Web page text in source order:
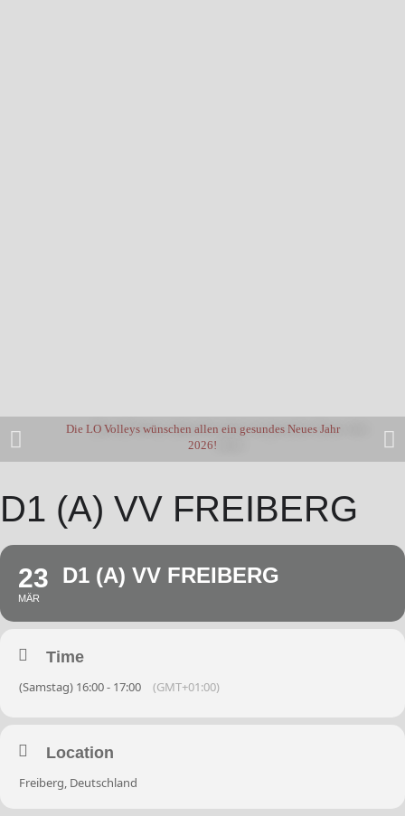
Die LO Volleys wünschen allen ein gesundes Neues Jahr
2026!
D1 (A) VV FREIBERG
23
MÄR
D1 (A) VV FREIBERG
Time
(Samstag) 16:00 - 17:00 (GMT+01:00)
Location
Freiberg, Deutschland